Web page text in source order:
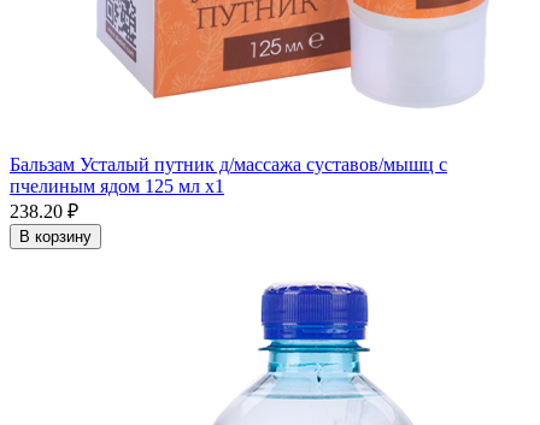
Бальзам Усталый путник д/массажа суставов/мышц с
пчелиным ядом 125 мл x1
238.20 ₽
В корзину